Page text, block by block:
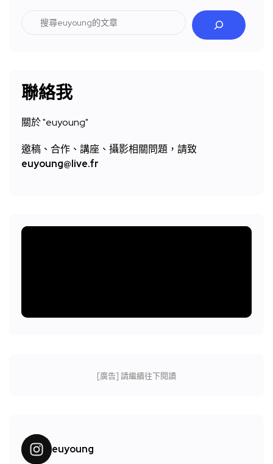
聯絡我
關於 "euyoung"
邀稿、合作、講座、攝影相關問題，請致
euyoung@live.fr
[廣告] 請繼續往下閱讀
euyoung